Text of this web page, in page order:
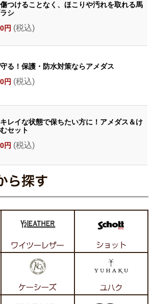
つけることなく、ほこりや汚れを取れる馬
シ
円 (税込)
る！保護・防水対策ならアメダス
円 (税込)
レイな状態で保ちたい方に！アメダス＆け
セット
円 (税込)